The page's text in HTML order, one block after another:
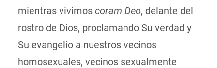
mientras vivimos coram Deo, delante del
rostro de Dios, proclamando Su verdad y
Su evangelio a nuestros vecinos
homosexuales, vecinos sexualmente